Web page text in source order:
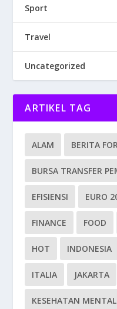
Sport
Travel
Uncategorized
ARTIKEL TAG
ALAM BERITA
BURSA TRANSFER
EFISIENSI EURO
FINANCE FOOD
HOT INDONESIA
ITALIA JAKARTA
KESEHATAN MENTAL